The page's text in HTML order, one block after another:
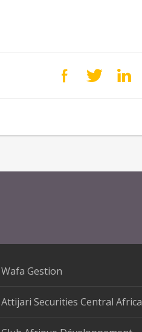
Wafa Gestion
Attijari Securities Central Africa